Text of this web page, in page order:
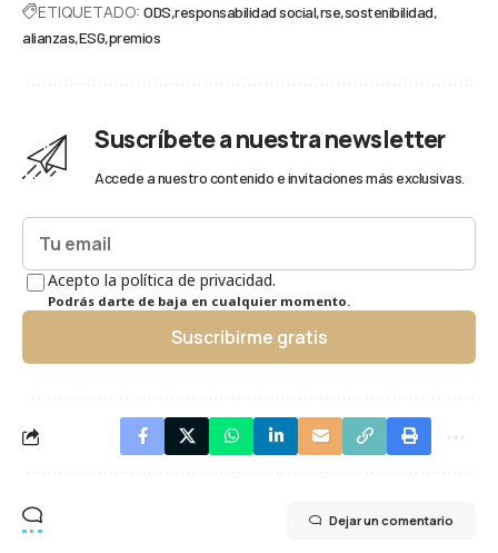
ETIQUETADO: ODS responsabilidad social rse sostenibilidad
alianzas ESG premios
Suscríbete a nuestra newsletter
Accede a nuestro contenido e invitaciones más exclusivas.
Acepto la política de privacidad.
Podrás darte de baja en cualquier momento.
Suscribirme gratis
Dejar un comentario